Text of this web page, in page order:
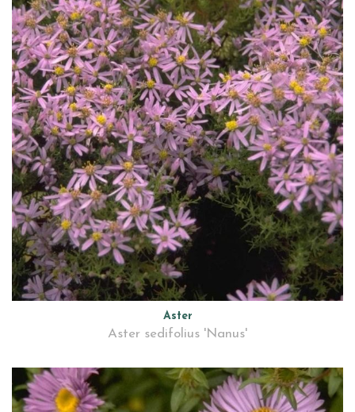
Aster
Aster sedifolius 'Nanus'